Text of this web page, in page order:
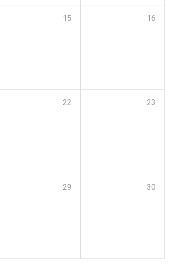
15 16
22 23
29 30